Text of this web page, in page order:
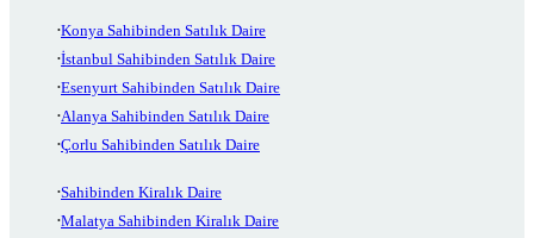
Konya Sahibinden Satılık Daire
İstanbul Sahibinden Satılık Daire
Esenyurt Sahibinden Satılık Daire
Alanya Sahibinden Satılık Daire
Çorlu Sahibinden Satılık Daire
Sahibinden Kiralık Daire
Malatya Sahibinden Kiralık Daire